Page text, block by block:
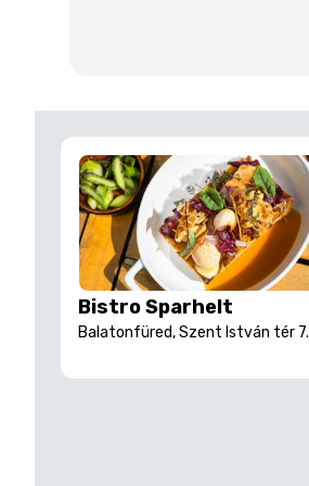
Bistro Sparhelt
Balatonfüred, Szent István tér 7.